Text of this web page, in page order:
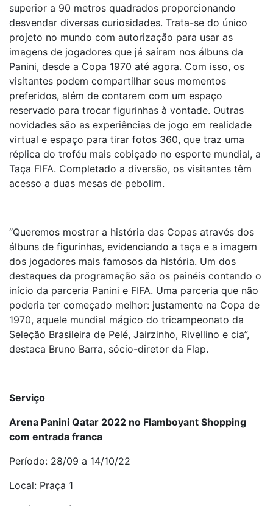
superior a 90 metros quadrados proporcionando
desvendar diversas curiosidades. Trata-se do único
projeto no mundo com autorização para usar as
imagens de jogadores que já saíram nos álbuns da
Panini, desde a Copa 1970 até agora. Com isso, os
visitantes podem compartilhar seus momentos
preferidos, além de contarem com um espaço
reservado para trocar figurinhas à vontade. Outras
novidades são as experiências de jogo em realidade
virtual e espaço para tirar fotos 360, que traz uma
réplica do troféu mais cobiçado no esporte mundial, a
Taça FIFA. Completado a diversão, os visitantes têm
acesso a duas mesas de pebolim.
“Queremos mostrar a história das Copas através dos
álbuns de figurinhas, evidenciando a taça e a imagem
dos jogadores mais famosos da história. Um dos
destaques da programação são os painéis contando o
início da parceria Panini e FIFA. Uma parceria que não
poderia ter começado melhor: justamente na Copa de
1970, aquele mundial mágico do tricampeonato da
Seleção Brasileira de Pelé, Jairzinho, Rivellino e cia”,
destaca Bruno Barra, sócio-diretor da Flap.
Serviço
Arena Panini Qatar 2022 no Flamboyant Shopping
com entrada franca
Período: 28/09 a 14/10/22
Local: Praça 1